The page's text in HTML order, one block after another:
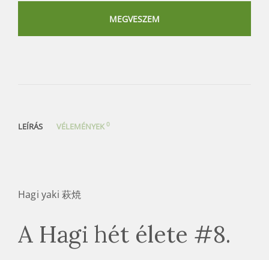
8
MEGVESZEM
LEÍRÁS VÉLEMÉNYEK0
Hagi yaki 萩焼
A Hagi hét élete #8.